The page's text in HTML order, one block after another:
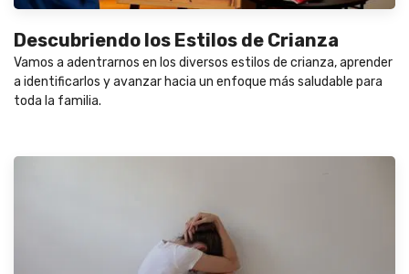
Descubriendo los Estilos de Crianza
Vamos a adentrarnos en los diversos estilos de crianza, aprender
a identificarlos y avanzar hacia un enfoque más saludable para
toda la familia.